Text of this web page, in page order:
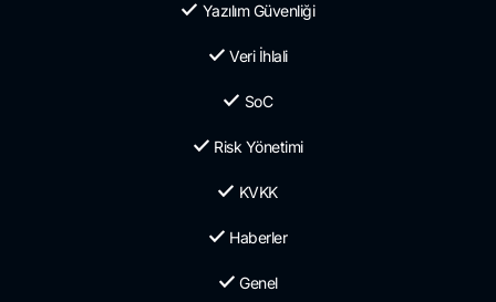
Yazılım Güvenliği
Veri İhlali
SoC
Risk Yönetimi
KVKK
Haberler
Genel